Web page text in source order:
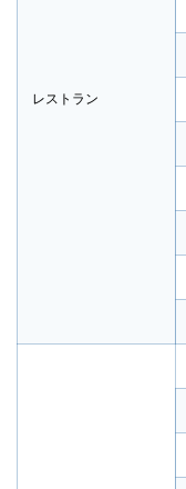
レストラン